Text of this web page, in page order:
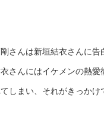
さんは新垣結衣さんに告
さんにはイケメンの熱
しまい、それがきっかけ